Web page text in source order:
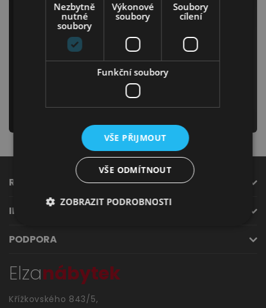
Jídelna
Newsletter
Odebírejte náš newsletter
a už nikdy Vám neunikne žádná novinka či akce!
odeslat
ROZCESTNÍK
INFORMACE
PODPORA
Elzanábytek
Křížkovského 843/5,
Nezbytně
nutné
soubory
Výkonové
soubory
Soubory
cílení
Funkční soubory
VŠE PŘIJMOUT
VŠE ODMÍTNOUT
ZOBRAZIT PODROBNOSTI